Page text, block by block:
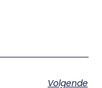
Volgende